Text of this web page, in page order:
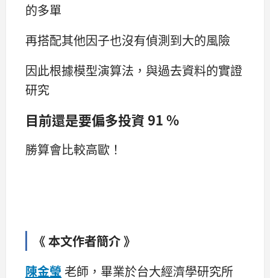
的多單
再搭配其他因子也沒有偵測到大的風險
因此根據模型演算法，與過去資料的實證
研究
目前還是要偏多投資 91 %
勝算會比較高歐！
《 本文作者簡介 》
陳金瑩 老師，畢業於台大經濟學研究所